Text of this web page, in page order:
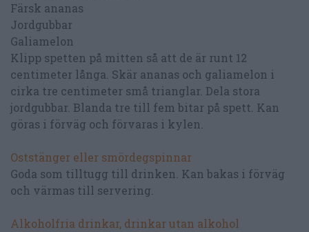
Färsk ananas
Jordgubbar
Galiamelon
Klipp spetten på mitten så att de är runt 12
centimeter långa. Skär ananas och galiamelon i
cirka tre centimeter små trianglar. Dela stora
jordgubbar. Blanda tre till fem bitar på spett. Kan
göras i förväg och förvaras i kylen.
Oststänger eller smördegspinnar
Goda som tilltugg till drinken. Kan bakas i förväg
och värmas till servering.
Alkoholfria drinkar, drinkar utan alkohol